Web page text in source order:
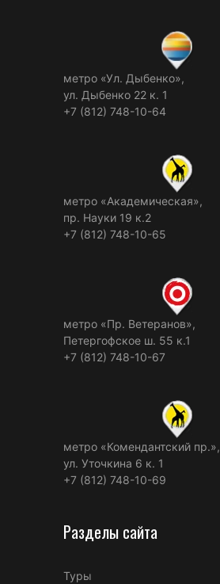
метро «Ул. Дыбенко»,
ул. Дыбенко 22 к. 1
+7 (812) 748-10-64
метро «Академическая»,
пр. Науки 19 к.2
+7 (812) 748-10-65
метро «Пр. Ветеранов»,
Петергофское ш. 55 к.1
+7 (812) 748-10-67
метро «Комендантский пр.»,
ул. Уточкина 6 к. 1
+7 (812) 748-10-69
Разделы сайта
Туры